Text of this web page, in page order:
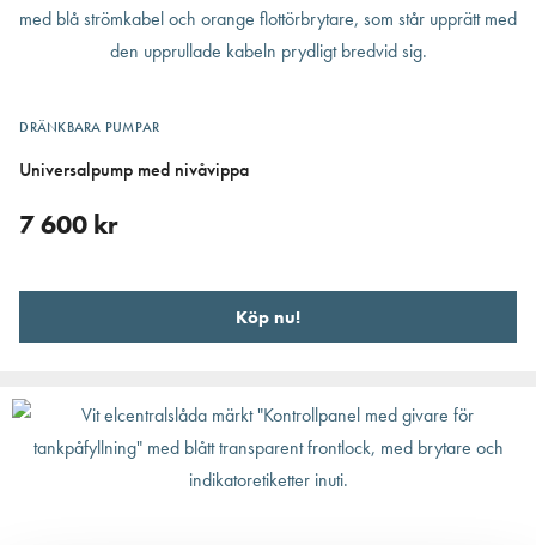
DRÄNKBARA PUMPAR
Universalpump med nivåvippa
7 600 kr
Köp nu!